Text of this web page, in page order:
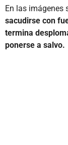
En las imágenes
sacudirse con
termina
ponerse a salvo.